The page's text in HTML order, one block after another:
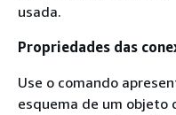
usada.
Propriedades das
Use o comando
esquema de um objeto